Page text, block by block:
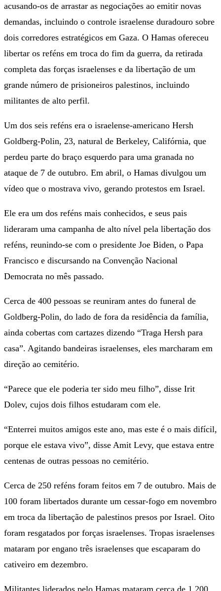
acusando-os de arrastar as negociações ao emitir novas
demandas, incluindo o controle israelense duradouro sobre
dois corredores estratégicos em Gaza. O Hamas ofereceu
libertar os reféns em troca do fim da guerra, da retirada
completa das forças israelenses e da libertação de um
grande número de prisioneiros palestinos, incluindo
militantes de alto perfil.
Um dos seis reféns era o israelense-americano Hersh
Goldberg-Polin, 23, natural de Berkeley, Califórnia, que
perdeu parte do braço esquerdo para uma granada no
ataque de 7 de outubro. Em abril, o Hamas divulgou um
vídeo que o mostrava vivo, gerando protestos em Israel.
Ele era um dos reféns mais conhecidos, e seus pais
lideraram uma campanha de alto nível pela libertação dos
reféns, reunindo-se com o presidente Joe Biden, o Papa
Francisco e discursando na Convenção Nacional
Democrata no mês passado.
Cerca de 400 pessoas se reuniram antes do funeral de
Goldberg-Polin, do lado de fora da residência da família,
ainda cobertas com cartazes dizendo “Traga Hersh para
casa”. Agitando bandeiras israelenses, eles marcharam em
direção ao cemitério.
“Parece que ele poderia ter sido meu filho”, disse Irit
Dolev, cujos dois filhos estudaram com ele.
“Enterrei muitos amigos este ano, mas este é o mais difícil,
porque ele estava vivo”, disse Amit Levy, que estava entre
centenas de outras pessoas no cemitério.
Cerca de 250 reféns foram feitos em 7 de outubro. Mais de
100 foram libertados durante um cessar-fogo em novembro
em troca da libertação de palestinos presos por Israel. Oito
foram resgatados por forças israelenses. Tropas israelenses
mataram por engano três israelenses que escaparam do
cativeiro em dezembro.
Militantes liderados pelo Hamas mataram cerca de 1.200